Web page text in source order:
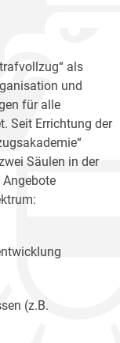
als
und
für alle
Seit Errichtung der
Säulen in der
(z.B.